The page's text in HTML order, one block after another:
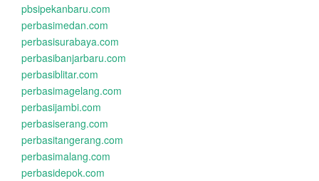
pbsipekanbaru.com
perbasimedan.com
perbasisurabaya.com
perbasibanjarbaru.com
perbasiblitar.com
perbasimagelang.com
perbasijambi.com
perbasiserang.com
perbasitangerang.com
perbasimalang.com
perbasidepok.com